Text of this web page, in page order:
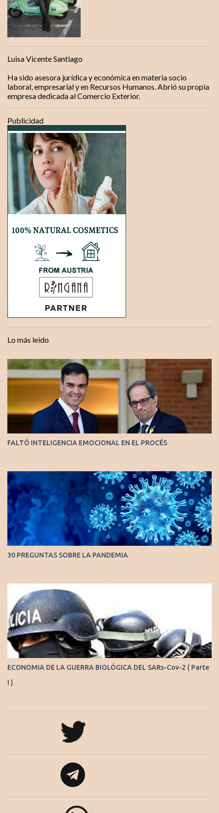
Luisa Vicente Santiago
Ha sido asesora jurídica y económica en materia socio
laboral, empresarial y en Recursos Humanos. Abrió su propia
empresa dedicada al Comercio Exterior.
Publicidad
Lo más leido
FALTÓ INTELIGENCIA EMOCIONAL EN EL PROCÉS
30 PREGUNTAS SOBRE LA PANDEMIA
ECONOMIA DE LA GUERRA BIOLÓGICA DEL SARs-Cov-2 ( Parte
I )